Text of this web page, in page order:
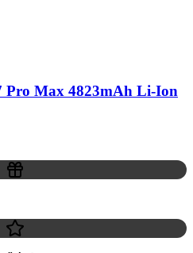
Pro Max 4823mAh Li-Ion